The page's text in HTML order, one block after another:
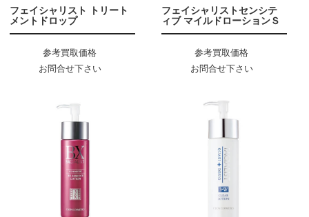
フェイシャリスト トリート
メントドロップ
参考買取価格
お問合せ下さい
フェイシャリストセンシテ
ィブ マイルドローションＳ
参考買取価格
お問合せ下さい